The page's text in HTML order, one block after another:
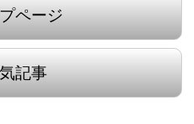
ページ
記事